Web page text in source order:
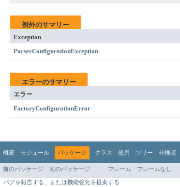
例外のサマリー
Exception
ParserConfigurationException
エラーのサマリー
エラー
FactoryConfigurationError
概要 モジュール パッケージ クラス 使用 ツリー 非推奨
前のパッケージ 次のパッケージ フレーム フレームなし
バグを報告する、または機能強化を提案する